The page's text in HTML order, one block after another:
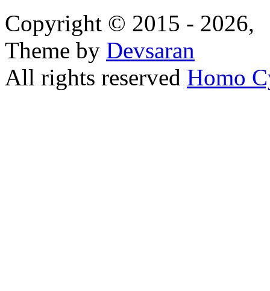
Copyright © 2015 - 2026,
Theme by Devsaran
All rights reserved Homo